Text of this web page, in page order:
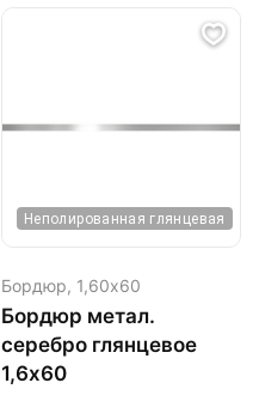
Неполированная глянцевая
Бордюр, 1,60х60
Бордюр метал.
серебро глянцевое
1,6х60